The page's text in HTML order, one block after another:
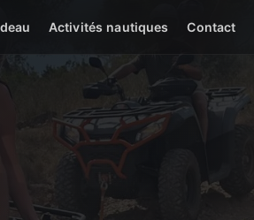
Activités nautiques Contact